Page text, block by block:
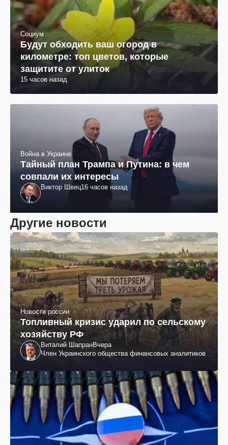
Социум
Будут обходить ваш огород в
километре: топ цветов, которые
защитите от улиток
15 часов назад
Война в Украине
Тайный план Трампа и Путина: в чем
совпали их интересы
Виктор Швец16 часов назад
Другие новости
Новости россии
Топливный кризис ударил по сельскому
хозяйству РФ
Виталий ШапранВчера
Член Украинского общества финансовых аналитиков